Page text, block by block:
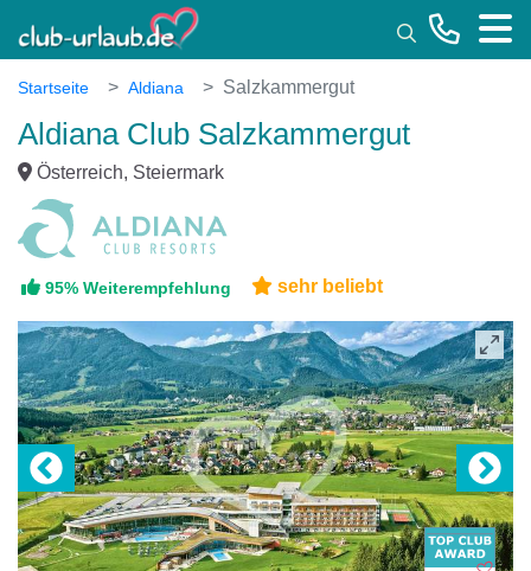
Startseite Aldiana Salzkammergut
Aldiana Club Salzkammergut
Österreich, Steiermark
95% Weiterempfehlung sehr beliebt